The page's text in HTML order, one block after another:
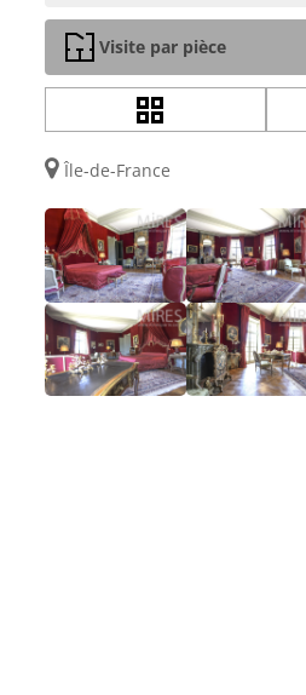
Visite par pièce
Île-de-France